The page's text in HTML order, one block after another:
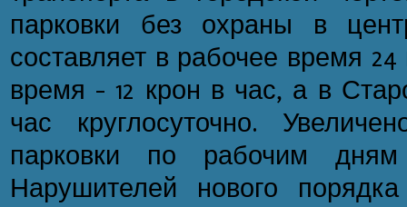
парковки без охраны в
составляет в рабочее время
время - 12 крон в час, а в
час круглосуточно.
парковки по рабочим
Нарушителей нового